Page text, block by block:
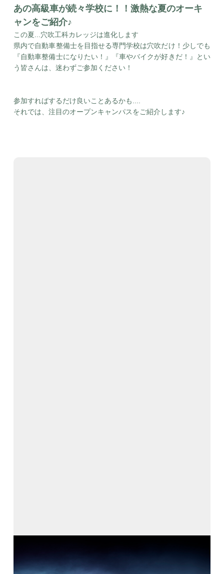
あの高級車が続々学校に！！激熱な夏のオーキ
ャンをご紹介♪
この夏...穴吹工科カレッジは進化します
県内で自動車整備士を目指せる専門学校は穴吹だけ！少しでも
『自動車整備士になりたい！』『車やバイクが好きだ！』とい
う皆さんは、迷わずご参加ください！
参加すればするだけ良いことあるかも....
それでは、注目のオープンキャンパスをご紹介します♪